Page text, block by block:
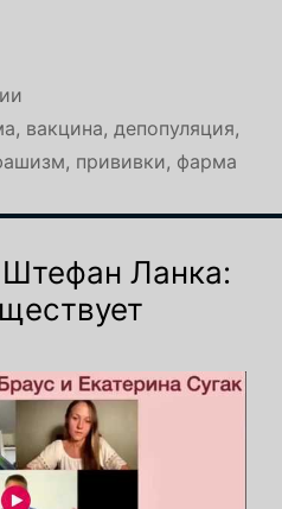
, вакцина, депопуляция,
, прививки, фарма
Ланка: